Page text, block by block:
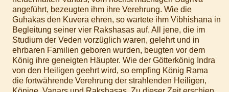
angeführt, bezeugten ihm ihre Verehrung. Wie die
Guhakas den Kuvera ehren, so wartete ihm Vibhishana in
Begleitung seiner vier Rakshasas auf. All jene, die im
Studium der Veden vorzüglich waren, gelehrt und in
ehrbaren Familien geboren wurden, beugten vor dem
König ihre geneigten Häupter. Wie der Götterkönig Indra
von den Heiligen geehrt wird, so empfing König Rama
die fortwährende Verehrung der strahlenden Heiligen,